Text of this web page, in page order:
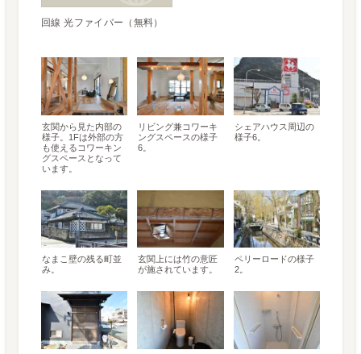
回線 光ファイバー（無料）
玄関から見た内部の
様子。1Fは外部の方
も使えるコワーキン
グスペースとなって
います。
リビング兼コワーキ
ングスペースの様子
6。
シェアハウス周辺の
様子6。
なまこ壁の残る町並
み。
玄関上には竹の意匠
が施されています。
ペリーロードの様子
2。